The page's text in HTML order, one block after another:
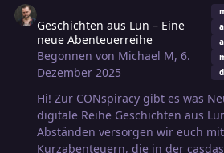
Regelforen interessiert die
Regeln. - Vergleiche der verschiedenen Midgard-
Editionen können im Unterforum
M6" diskutiert werden. Bleib bitte
komm nicht vom Hölzchen auf's
au…
Geschichten aus Lun – Eine
neue Abenteuerreihe
Begonnen von Michael M,6.
Dezember 2025
Hi! Zur CONspiracy gibt es was
digitale Reihe Geschichten aus
Abständen versorgen wir euch
Kurzabenteuern, die in der